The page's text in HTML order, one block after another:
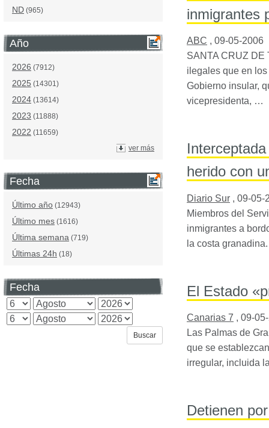
ND (965)
Año
2026 (7912)
2025 (14301)
2024 (13614)
2023 (11888)
2022 (11659)
ver más
Fecha
Último año (12943)
Último mes (1616)
Última semana (719)
Últimas 24h (18)
Fecha
inmigrantes
ABC , 09-05-2006
SANTA CRUZ DE
ilegales que en
Gobierno insular,
vicepresidenta, …
herido con
Diario Sur , 09-05-
Miembros del
inmigrantes a
la costa
El Estado
Canarias 7 , 09-
Las Palmas de
que se
irregular, incluida
Detienen